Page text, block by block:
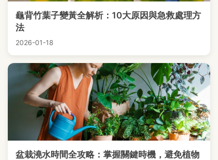
龜背竹葉子變黃全解析：10大原因與急救處理方
法
2026-01-18
盆栽澆水時間全攻略：掌握關鍵時機，避免植物